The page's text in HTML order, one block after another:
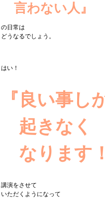
言わない人』
の日常は
どうなるでしょう。
はい！
『良い事
起き
なります
講演をさせて
いただくようになって